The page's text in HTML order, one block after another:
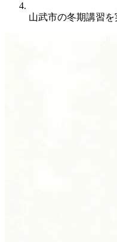
山武市の冬期講習